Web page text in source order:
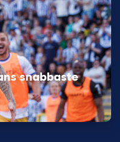
snabbaste